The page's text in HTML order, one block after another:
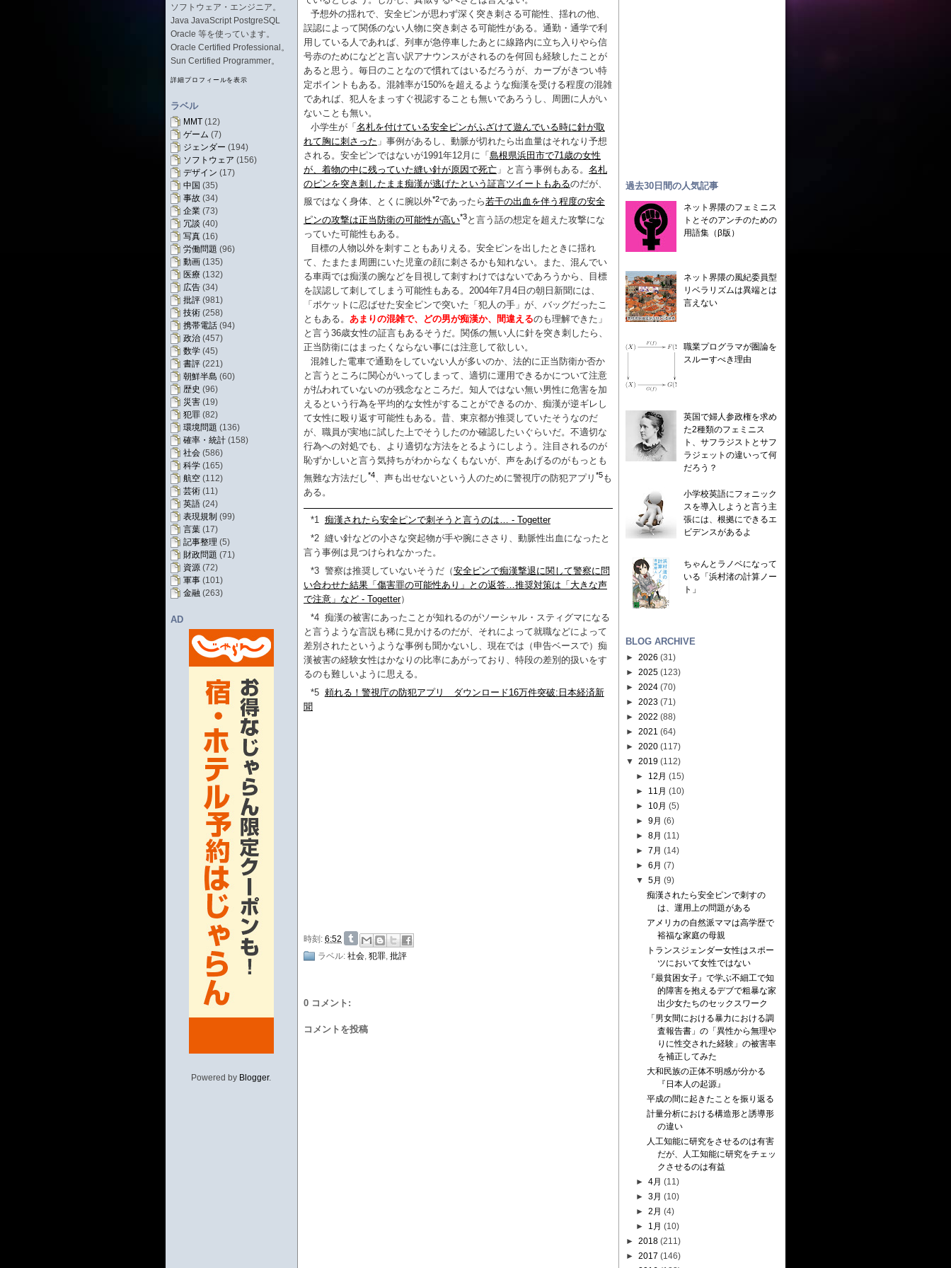
ソフトウェア・エンジニア。
Java JavaScript PostgreSQL
Oracle 等を使っています。
Oracle Certified Professional。
Sun Certified Programmer。
詳細プロフィールを表示
ラベル
MMT (12)
ゲーム (7)
ジェンダー (194)
ソフトウェア (156)
デザイン (17)
中国 (35)
事故 (34)
企業 (73)
冗談 (40)
写真 (16)
労働問題 (96)
動画 (135)
医療 (132)
広告 (34)
批評 (981)
技術 (258)
携帯電話 (94)
政治 (457)
数学 (45)
書評 (221)
朝鮮半島 (60)
歴史 (96)
災害 (19)
犯罪 (82)
環境問題 (136)
確率・統計 (158)
社会 (586)
科学 (165)
航空 (112)
芸術 (11)
英語 (24)
表現規制 (99)
言葉 (17)
記事整理 (5)
財政問題 (71)
資源 (72)
軍事 (101)
金融 (263)
AD
Powered by Blogger.
予想外の揺れで、安全ピンが思わず深く突き刺さる可能性、揺れの他、
誤認によって関係のない人物に突き刺さる可能性がある。通勤・通学で利
用している人であれば、列車が急停車したあとに線路内に立ち入りやら信
号赤のためになどと言い訳アナウンスがされるのを何回も経験したことが
あると思う。毎日のことなので慣れてはいるだろうが、カーブがきつい特
定ポイントもある。混雑率が150%を超えるような痴漢を受ける程度の混雑
であれば、犯人をまっすぐ視認することも無いであろうし、周囲に人がい
ないことも無い。
小学生が「 名札を付けている安全ピンがふざけて遊んでいる時に針が取
れて胸に刺さった 」事例があるし、動脈が切れたら出血量はそれなり予想
される。安全ピンではないが1991年12月に「 島根県浜田市で71歳の女性
が、着物の中に残っていた縫い針が原因で死亡 」と言う事例もある。 名札
のピンを突き刺したまま痴漢が逃げたという証言ツイートもあるのだが、
服ではなく身体、とくに腕以外*2であったら若干の出血を伴う程度の安全
ピンの攻撃は正当防衛の可能性が高い*3と言う話の想定を超えた攻撃にな
っていた可能性もある。
目標の人物以外を刺すこともありえる。安全ピンを出したときに揺れ
て、たまたま周囲にいた児童の顔に刺さるかも知れない。また、混んでい
る車両では痴漢の腕などを目視して刺すわけではないであろうから、目標
を誤認して刺してしまう可能性もある。2004年7月4日の朝日新聞には、
「ポケットに忍ばせた安全ピンで突いた「犯人の手」が、バッグだったこ
ともある。 あまりの混雑で、どの男が痴漢か、間違えるのも理解できた」
と言う36歳女性の証言もあるそうだ。関係の無い人に針を突き刺したら、
正当防衛にはまったくならない事には注意して欲しい。
混雑した電車で通勤をしていない人が多いのか、法的に正当防衛か否か
と言うところに関心がいってしまって、適切に運用できるかについて注意
が払われていないのが残念なところだ。知人ではない無い男性に危害を加
えるという行為を平均的な女性がすることができるのか、痴漢が逆ギレし
て女性に殴り返す可能性もある。昔、東京都が推奨していたそうなのだ
が、職員が実地に試した上でそうしたのか確認したいぐらいだ。不適切な
行為への対処でも、より適切な方法をとるようにしよう。注目されるのが
恥ずかしいと言う気持ちがわからなくもないが、声をあげるのがもっとも
無難な方法だし*4、声も出せないという人のために警視庁の防犯アプリ *5も
ある。
*1 痴漢されたら安全ピンで刺そうと言うのは… - Togetter
*2 縫い針などの小さな突起物が手や腕にささり、動脈性出血になったと
言う事例は見つけられなかった。
*3 警察は推奨していないそうだ（安全ピンで痴漢撃退に関して警察に問
い合わせた結果「傷害罪の可能性あり」との返答…推奨対策は「大きな声
で注意」など - Togetter）
*4 痴漢の被害にあったことが知れるのがソーシャル・スティグマになる
と言うような言説も稀に見かけるのだが、それによって就職などによって
差別されたというような事例も聞かないし、現在では（申告ベースで）痴
漢被害の経験女性はかなりの比率にあがっており、特段の差別的扱いをす
るのも難しいように思える。
*5 頼れる！警視庁の防犯アプリ ダウンロード16万件突破:日本経済新
聞
時刻: 6:52
ラベル: 社会, 犯罪, 批評
0 コメント:
コメントを投稿
過去30日間の人気記事
ネット界隈のフェミニス
トとそのアンチのための
用語集（β版）
ネット界隈の風紀委員型
リベラリズムは異端とは
言えない
職業プログラマが圏論を
スルーすべき理由
英国で婦人参政権を求め
た2種類のフェミニス
ト、サフラジストとサフ
ラジェットの違いって何
だろう？
小学校英語にフォニック
スを導入しようと言う主
張には、根拠にできるエ
ビデンスがあるよ
ちゃんとラノベになって
いる「浜村渚の計算ノー
ト」
BLOG ARCHIVE
► 2026 (31)
► 2025 (123)
► 2024 (70)
► 2023 (71)
► 2022 (88)
► 2021 (64)
► 2020 (117)
▼ 2019 (112)
► 12月 (15)
► 11月 (10)
► 10月 (5)
►9月 (6)
►8月 (11)
►7月 (14)
►6月 (7)
▼ 5月 (9)
痴漢されたら安全ピンで刺すの
は、運用上の問題がある
アメリカの自然派ママは高学歴で
裕福な家庭の母親
トランスジェンダー女性はスポー
ツにおいて女性ではない
『最貧困女子』で学ぶ不細工で知
的障害を抱えるデブで粗暴な家
出少女たちのセックスワーク
「男女間における暴力における調
査報告書」の「異性から無理や
りに性交された経験」の被害率
を補正してみた
大和民族の正体不明感が分かる
『日本人の起源』
平成の間に起きたことを振り返る
計量分析における構造形と誘導形
の違い
人工知能に研究をさせるのは有害
だが、人工知能に研究をチェッ
クさせるのは有益
►4月 (11)
►3月 (10)
►2月 (4)
► 1月 (10)
► 2018 (211)
► 2017 (146)